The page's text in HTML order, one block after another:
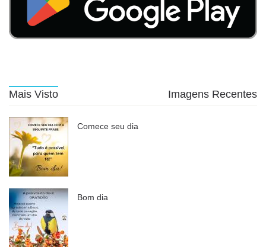
Mais Visto Imagens Recentes
Comece seu dia
Bom dia